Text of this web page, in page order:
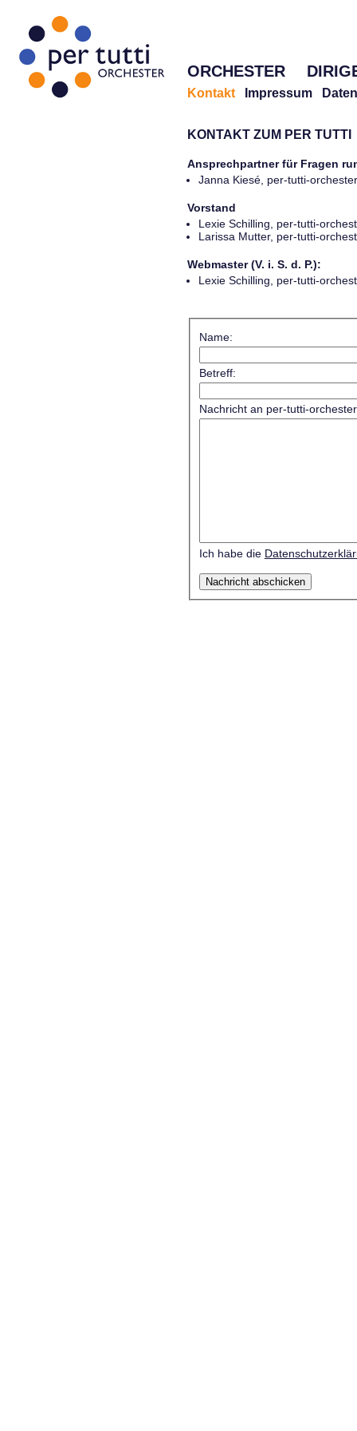
ORCHESTER
Kontakt Impressum
KONTAKT ZUM PER TUTTI
Ansprechpartner für Fragen
Janna Kiesé, per-tutti-
Vorstand
Lexie Schilling, per-tutti-
Larissa Mutter, per-tutti-
Webmaster (V. i. S. d. P.):
Lexie Schilling, per-tutti-
Name:
Betreff:
Nachricht an per-tutti-
Ich habe die